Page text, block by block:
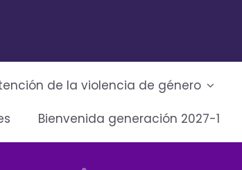
de la violencia de género
Bienvenida generación 2027-1